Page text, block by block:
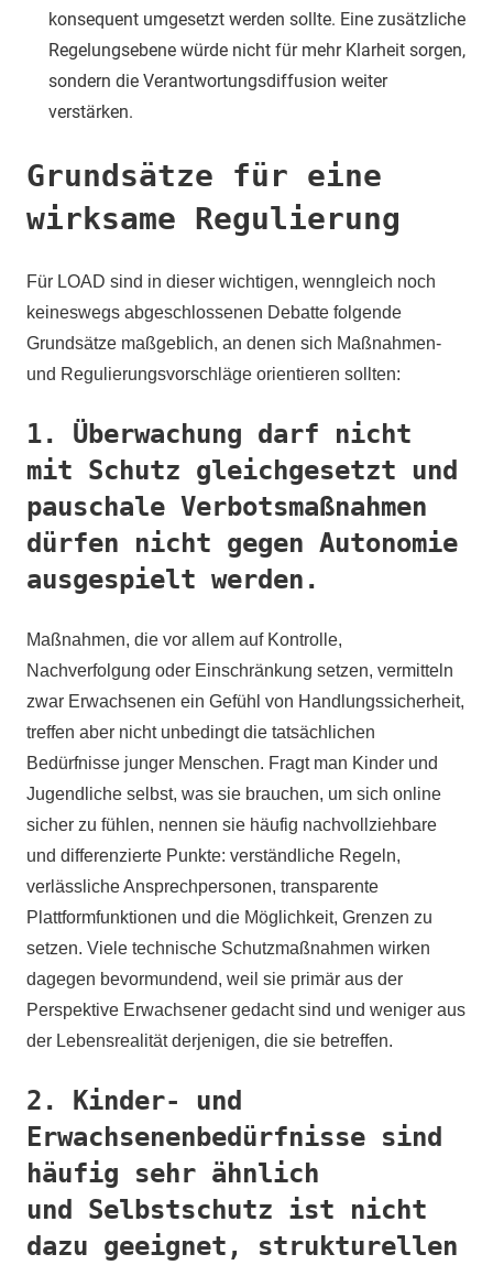
konsequent umgesetzt werden sollte. Eine zusätzliche
Regelungsebene würde nicht für mehr Klarheit sorgen,
sondern die Verantwortungsdiffusion weiter
verstärken.
Grundsätze für eine
wirksame Regulierung
Für LOAD sind in dieser wichtigen, wenngleich noch
keineswegs abgeschlossenen Debatte folgende
Grundsätze maßgeblich, an denen sich Maßnahmen-
und Regulierungsvorschläge orientieren sollten:
1. Überwachung darf nicht
mit Schutz gleichgesetzt und
pauschale Verbotsmaßnahmen
dürfen nicht gegen Autonomie
ausgespielt werden.
Maßnahmen, die vor allem auf Kontrolle,
Nachverfolgung oder Einschränkung setzen, vermitteln
zwar Erwachsenen ein Gefühl von Handlungssicherheit,
treffen aber nicht unbedingt die tatsächlichen
Bedürfnisse junger Menschen. Fragt man Kinder und
Jugendliche selbst, was sie brauchen, um sich online
sicher zu fühlen, nennen sie häufig nachvollziehbare
und differenzierte Punkte: verständliche Regeln,
verlässliche Ansprechpersonen, transparente
Plattformfunktionen und die Möglichkeit, Grenzen zu
setzen. Viele technische Schutzmaßnahmen wirken
dagegen bevormundend, weil sie primär aus der
Perspektive Erwachsener gedacht sind und weniger aus
der Lebensrealität derjenigen, die sie betreffen.
2. Kinder- und
Erwachsenenbedürfnisse sind
häufig sehr ähnlich
und Selbstschutz ist nicht
dazu geeignet, strukturellen